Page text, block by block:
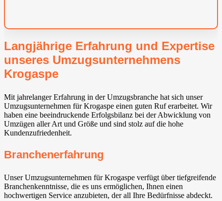
Langjährige Erfahrung und Expertise
unseres Umzugsunternehmens
Krogaspe
Mit jahrelanger Erfahrung in der Umzugsbranche hat sich unser
Umzugsunternehmen für Krogaspe einen guten Ruf erarbeitet. Wir
haben eine beeindruckende Erfolgsbilanz bei der Abwicklung von
Umzügen aller Art und Größe und sind stolz auf die hohe
Kundenzufriedenheit.
Branchenerfahrung
Unser Umzugsunternehmen für Krogaspe verfügt über tiefgreifende
Branchenkenntnisse, die es uns ermöglichen, Ihnen einen
hochwertigen Service anzubieten, der all Ihre Bedürfnisse abdeckt.